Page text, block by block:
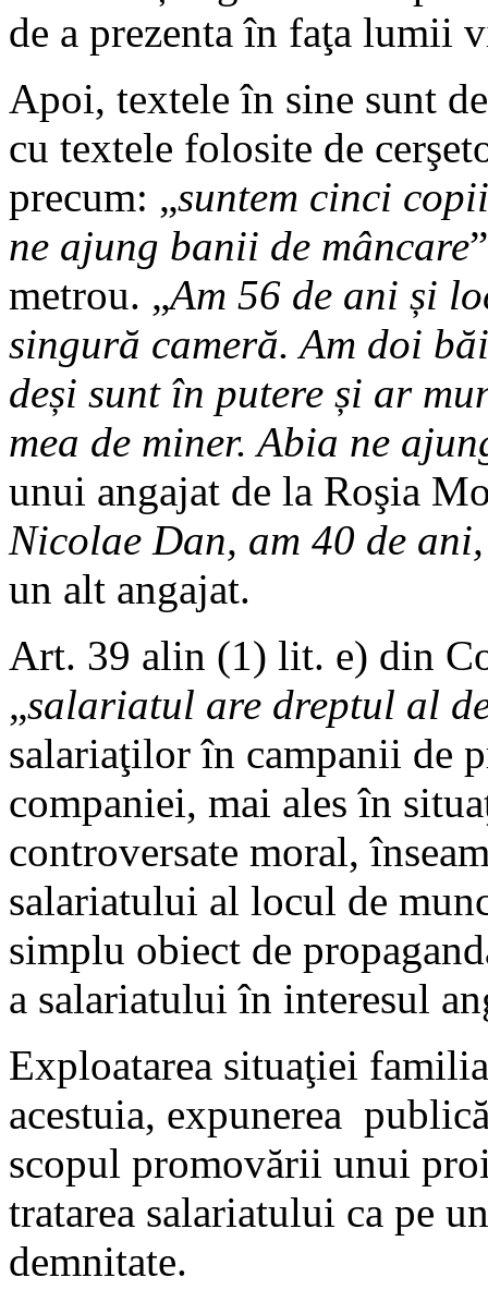
de a prezenta în faţa lumii
Apoi, textele în sine sunt
cu textele folosite de
precum: „suntem cinci
ne ajung banii de mâncare
metrou. „Am 56 de ani și
singură cameră. Am doi
deși sunt în putere și ar
mea de miner. Abia ne
unui angajat de la Roşia
Nicolae Dan, am 40 de
un alt angajat.
Art. 39 alin (1) lit. e) din
„salariatul are dreptul al
salariaţilor în campanii de
companiei, mai ales în
controversate moral,
salariatului al locul de
simplu obiect de
a salariatului în interesul
Exploatarea situaţiei
acestuia, expunerea
scopul promovării unui
tratarea salariatului ca pe
demnitate.